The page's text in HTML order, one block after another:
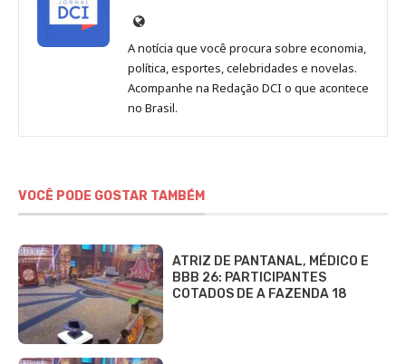
Site
de
Redação
Jornal
DCI
A notícia que você procura sobre economia,
política, esportes, celebridades e novelas.
Acompanhe na Redação DCI o que acontece
no Brasil.
VOCÊ PODE GOSTAR TAMBÉM
ATRIZ DE PANTANAL, MÉDICO E
BBB 26: PARTICIPANTES
COTADOS DE A FAZENDA 18